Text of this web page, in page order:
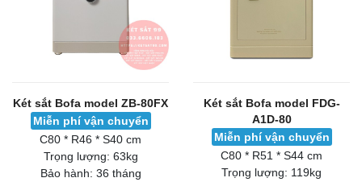
Két sắt Bofa model ZB-80FX
Miễn phí vận chuyển
C80 * R46 * S40 cm
Trọng lượng: 63kg
Bảo hành: 36 tháng
Két sắt Bofa model FDG-
A1D-80
Miễn phí vận chuyển
C80 * R51 * S44 cm
Trọng lượng: 119kg